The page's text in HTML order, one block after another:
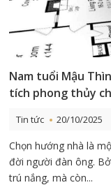
Nam tuổi Mậu
tích phong thủy
Tin tức 20/10/2025
Chọn hướng nhà là
đời người đàn ông.
trú nắng, mà còn...